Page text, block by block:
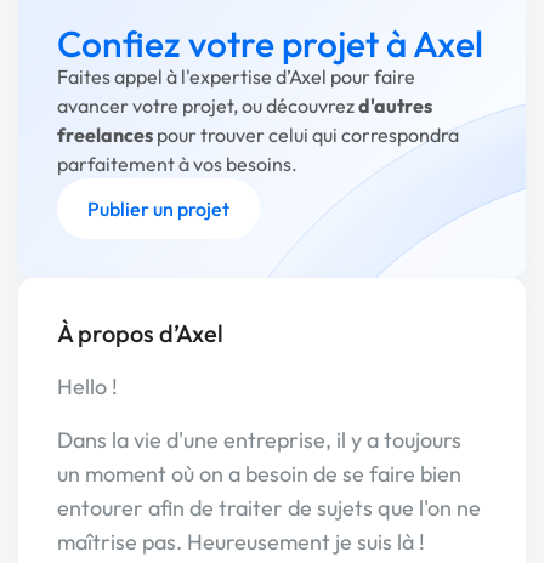
Confiez votre projet à Axel
Faites appel à l'expertise d’Axel pour faire
avancer votre projet, ou découvrezd'autres
freelances pour trouver celui qui correspondra
parfaitement à vos besoins.
Publier un projet
À propos d’Axel
Hello !
Dans la vie d'une entreprise, il y a toujours
un moment où on a besoin de se faire bien
entourer afin de traiter de sujets que l'on ne
maîtrise pas. Heureusement je suis là !